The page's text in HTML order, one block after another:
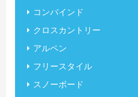
コンバインド
クロスカントリー
アルペン
フリースタイル
スノーボード